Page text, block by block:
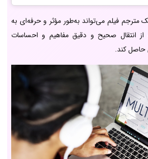
مترجم فیلم می‌تواند به‌طور مؤثر و حرفه‌ای به
از انتقال صحیح و دقیق مفاهیم و احساسات
حاصل کند.